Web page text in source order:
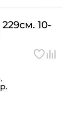
10-